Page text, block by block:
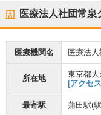
医療法人社団常泉
医療機関名 医療法
所在地
東京都
[アクセ
最寄駅 蒲田駅(